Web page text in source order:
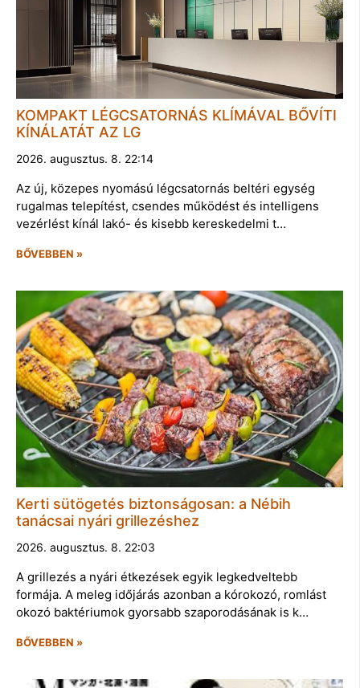
KOMPAKT LÉGCSATORNÁS KLÍMÁVAL BŐVÍTI
KÍNÁLATÁT AZ LG
2026. augusztus. 8. 22:14
Az új, közepes nyomású légcsatornás beltéri egység
rugalmas telepítést, csendes működést és intelligens
vezérlést kínál lakó- és kisebb kereskedelmi t…
BŐVEBBEN »
Kerti sütögetés biztonságosan: a Nébih
tanácsai nyári grillezéshez
2026. augusztus. 8. 22:03
A grillezés a nyári étkezések egyik legkedveltebb
formája. A meleg időjárás azonban a kórokozó, romlást
okozó baktériumok gyorsabb szaporodásának is k…
BŐVEBBEN »